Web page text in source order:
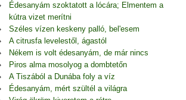
Édesanyám szoktatott a lócára; Elmentem a
kútra vizet merítni
Széles vízen keskeny palló, bel'esem
A citrusfa levelestől, ágastól
Nékem is volt édesanyám, de már nincs
Piros alma mosolyog a dombtetőn
A Tiszából a Dunába foly a víz
Édesanyám, mért szültél a világra